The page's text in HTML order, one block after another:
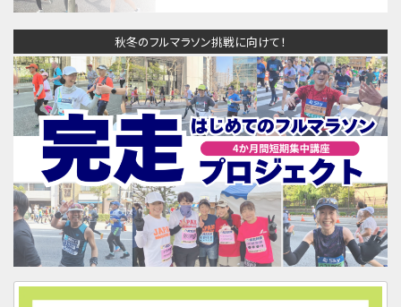
秋冬のフルマラソン挑戦に向けて！